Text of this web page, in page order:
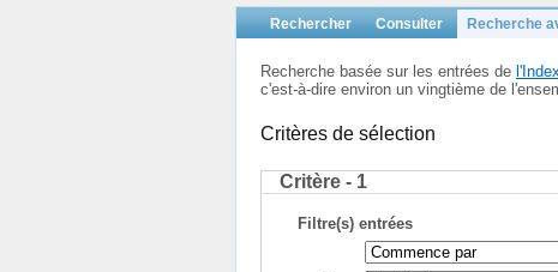
Rechercher Consulter Recherche
Recherche basée sur les entrées de
c'est-à-dire environ un vingtième de
Critères de sélection
Critère - 1
Filtre(s) entrées